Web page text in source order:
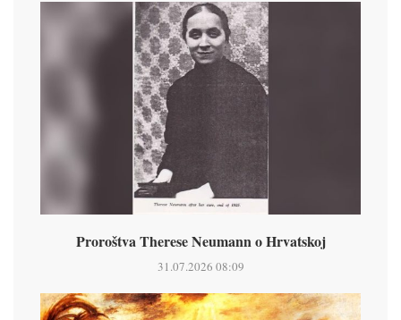
Proroštva Therese Neumann o Hrvatskoj
31.07.2026 08:09